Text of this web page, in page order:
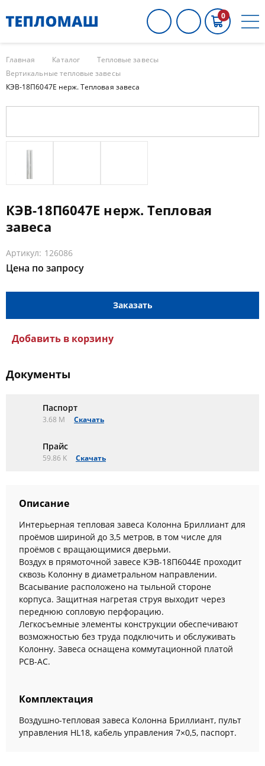
0
Главная Каталог
Тепловые завесы
Вертикальные тепловые завесы
КЭВ-18П6047E нерж. Тепловая завеса
КЭВ-18П6047E нерж. Тепловая
завеса
Артикул: 126086
Цена по запросу
Заказать
Добавить в корзину
Документы
Паспорт
3.68 M Скачать
Прайс
59.86 K Скачать
Описание
Интерьерная тепловая завеса Колонна Бриллиант для
проёмов шириной до 3,5 метров, в том числе для
проёмов с вращающимися дверьми.
Воздух в прямоточной завесе КЭВ-18П6044E проходит
сквозь Колонну в диаметральном направлении.
Всасывание расположено на тыльной стороне
корпуса. Защитная нагретая струя выходит через
переднюю сопловую перфорацию.
Легкосъемные элементы конструкции обеспечивают
возможностью без труда подключить и обслуживать
Колонну. Завеса оснащена коммутационной платой
PCB-AC.
Комплектация
Воздушно-тепловая завеса Колонна Бриллиант, пульт
управления HL18, кабель управления 7×0,5, паспорт.